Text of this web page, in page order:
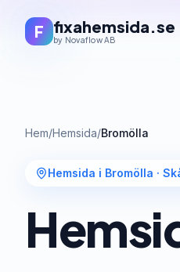
F fixahemsida.se
by Novaflow AB
Hem/Hemsida/Bromölla
Hemsida i Bromölla ·